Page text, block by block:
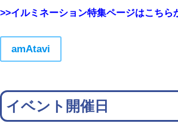
>>イルミネーション特集ページはこちら
amAtavi
イベント開催日